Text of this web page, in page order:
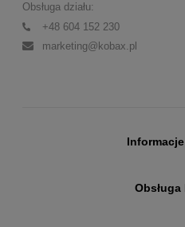
Obsługa działu:
+48 604 152 230
marketing@kobax.pl